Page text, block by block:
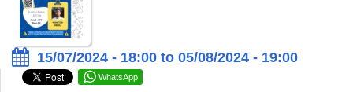
15/07/2024 - 18:00 to 05/08/2024 - 19:00
WhatsApp